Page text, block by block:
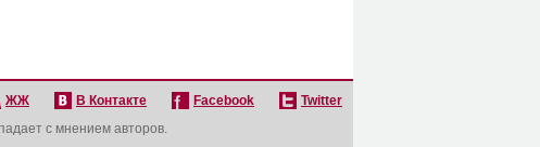
ЖЖ В Контакте Facebook
Twitter
с мнением авторов.